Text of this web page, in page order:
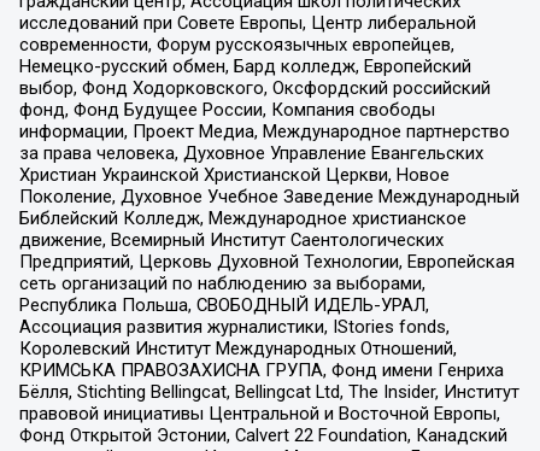
исследований при Совете Европы, Центр либеральной
современности, Форум русскоязычных европейцев,
Немецко-русский обмен, Бард колледж, Европейский
выбор, Фонд Ходорковского, Оксфордский российский
фонд, Фонд Будущее России, Компания свободы
информации, Проект Медиа, Международное партнерство
за права человека, Духовное Управление Евангельских
Христиан Украинской Христианской Церкви, Новое
Поколение, Духовное Учебное Заведение Международный
Библейский Колледж, Международное христианское
движение, Всемирный Институт Саентологических
Предприятий, Церковь Духовной Технологии, Европейская
сеть организаций по наблюдению за выборами,
Республика Польша, СВОБОДНЫЙ ИДЕЛЬ-УРАЛ,
Ассоциация развития журналистики, IStories fonds,
Королевский Институт Международных Отношений,
КРИМСЬКА ПРАВОЗАХИСНА ГРУПА, Фонд имени Генриха
Бёлля, Stichting Bellingcat, Bellingcat Ltd, The Insider, Институт
правовой инициативы Центральной и Восточной Европы,
Фонд Открытой Эстонии, Calvert 22 Foundation, Канадский